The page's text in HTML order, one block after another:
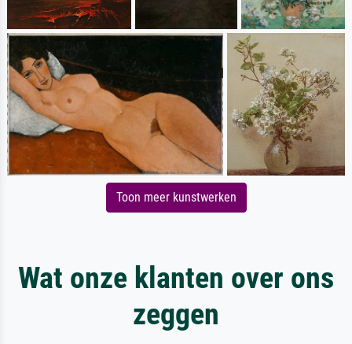
Toon meer kunstwerken
Wat onze klanten over ons
zeggen